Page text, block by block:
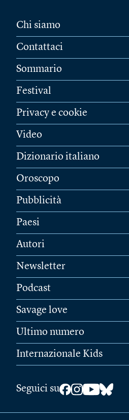
Chi siamo
Contattaci
Sommario
Festival
Privacy e cookie
Video
Dizionario italiano
Oroscopo
Pubblicità
Paesi
Autori
Newsletter
Podcast
Savage love
Ultimo numero
Internazionale Kids
Seguici su